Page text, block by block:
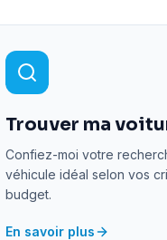
Trouver ma
Confiez-moi votre
véhicule idéal selon vos
budget.
En savoir plus